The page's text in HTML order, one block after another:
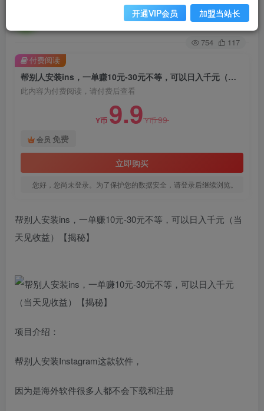
关注
754 117
帮别人安装ins，一单赚10元-30元不等，可以日入千元（当天见收益）【揭秘】
此内容为付费阅读，请付费后查看
Y币 9.9Y币99
会员 免费
立即购买
您好，您尚未登录。为了保护您的数据安全，请登录后继续浏览。
付费阅读
帮别人安装ins，一单赚10元-30元不等，可以日入千元（当
天见收益）【揭秘】
项目介绍：
帮别人安装Instagram这款软件，
因为是海外软件很多人都不会下载和注册
开通VIP会员 加盟当站长